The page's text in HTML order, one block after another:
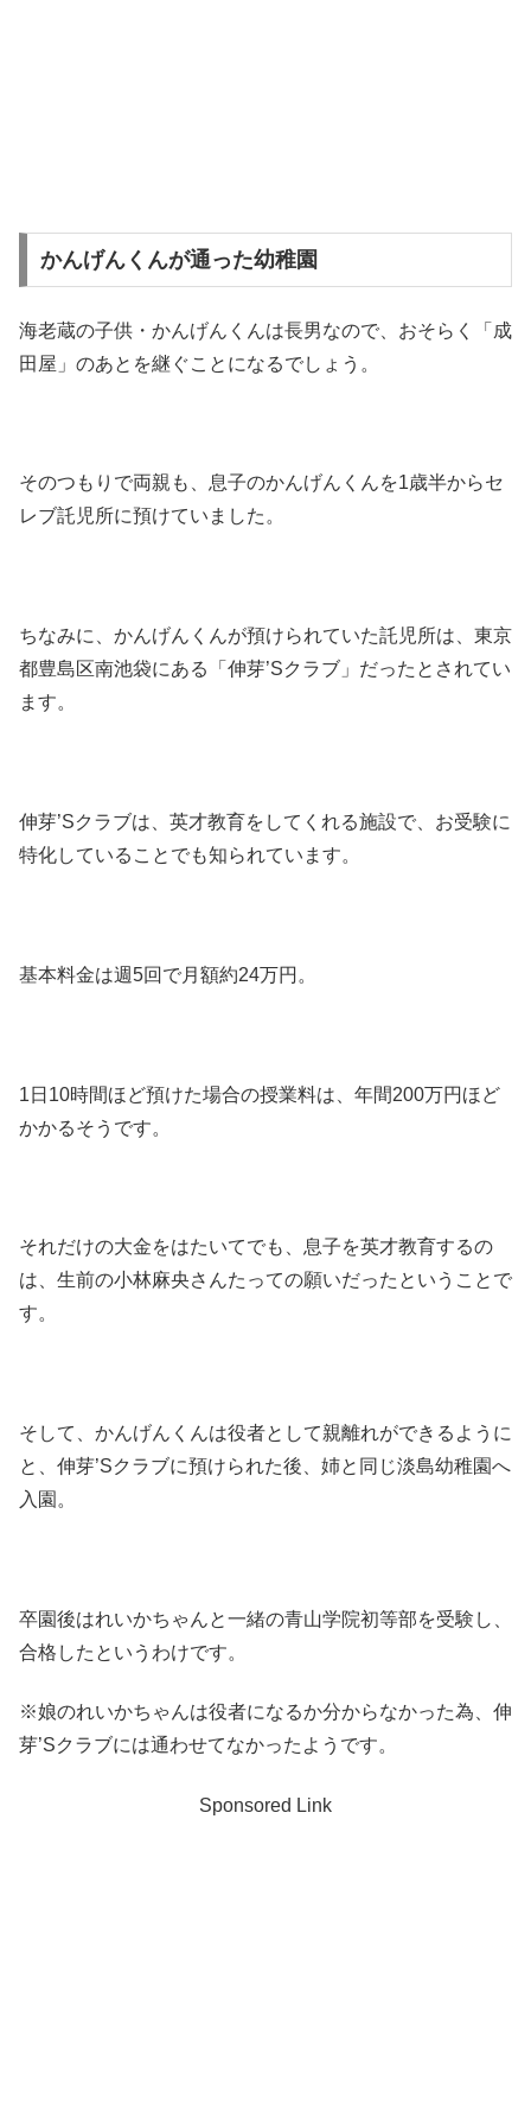
かんげんくんが通った幼稚園
海老蔵の子供・かんげんくんは長男なので、おそらく「成
田屋」のあとを継ぐことになるでしょう。
そのつもりで両親も、息子のかんげんくんを1歳半からセ
レブ託児所に預けていました。
ちなみに、かんげんくんが預けられていた託児所は、東京
都豊島区南池袋にある「伸芽’Sクラブ」だったとされてい
ます。
伸芽’Sクラブは、英才教育をしてくれる施設で、お受験に
特化していることでも知られています。
基本料金は週5回で月額約24万円。
1日10時間ほど預けた場合の授業料は、年間200万円ほど
かかるそうです。
それだけの大金をはたいてでも、息子を英才教育するの
は、生前の小林麻央さんたっての願いだったということで
す。
そして、かんげんくんは役者として親離れができるように
と、伸芽’Sクラブに預けられた後、姉と同じ淡島幼稚園へ
入園。
卒園後はれいかちゃんと一緒の青山学院初等部を受験し、
合格したというわけです。
※娘のれいかちゃんは役者になるか分からなかった為、伸
芽’Sクラブには通わせてなかったようです。
Sponsored Link